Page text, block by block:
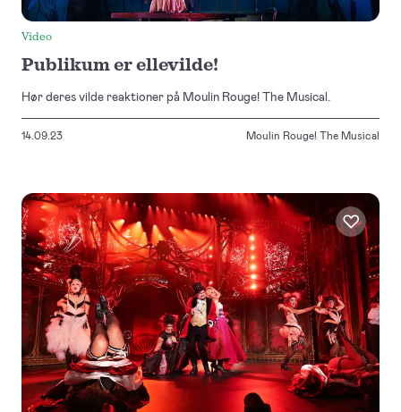
Video
Publikum er ellevilde!
Hør deres vilde reaktioner på Moulin Rouge! The Musical.
14.09.23 Moulin Rouge! The Musical